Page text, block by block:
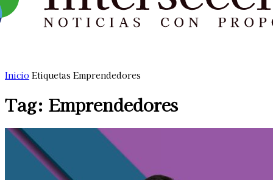
Inicio Etiquetas Emprendedores
Tag: Emprendedores